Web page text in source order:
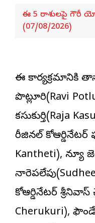
ఈ 5 రాశులపై గౌరీ
(07/08/2026)
ఈ కార్యక్రమానికి
పొట్లూరి(Ravi
కసుకుర్తి(Raja
రీజినల్ కోఆర్డినేటర్
Kantheti), న్యూ
కోఆర్డినేటర్ శ్రీనివాస్
Cherukuri),